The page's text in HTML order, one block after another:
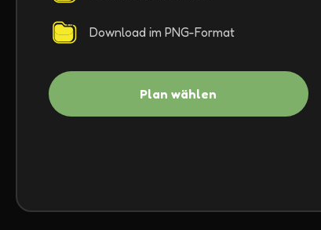
Download im PNG-Format
Plan wählen